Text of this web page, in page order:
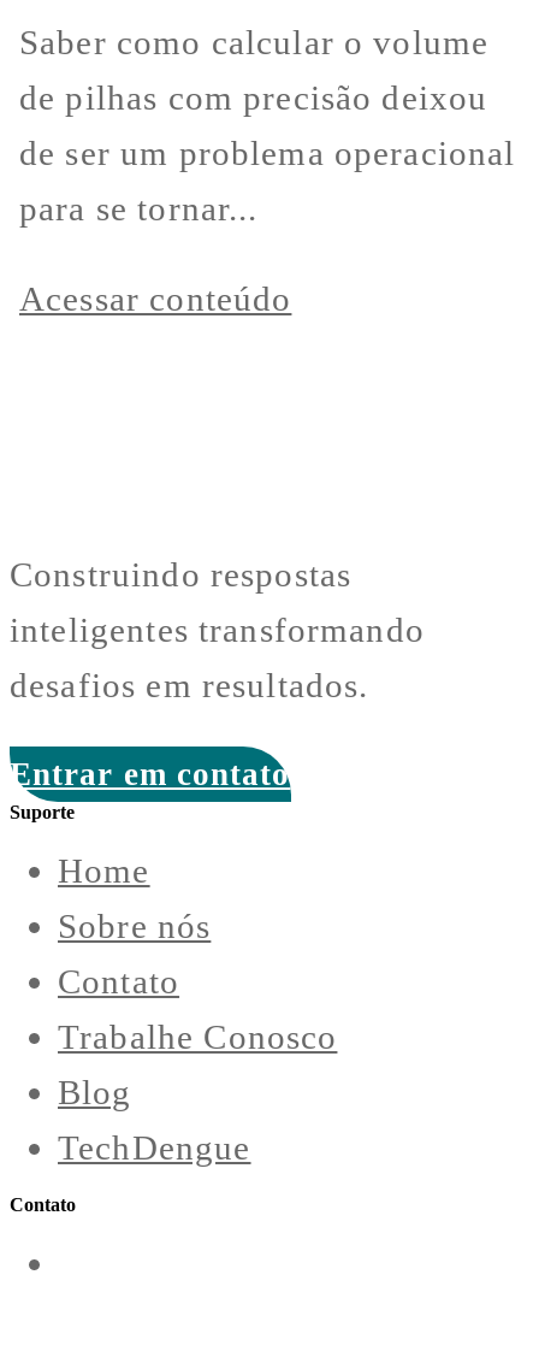
Saber como calcular o volume
de pilhas com precisão deixou
de ser um problema operacional
para se tornar...
Acessar conteúdo
Construindo respostas
inteligentes transformando
desafios em resultados.
Entrar em contato
Suporte
Home
Sobre nós
Contato
Trabalhe Conosco
Blog
TechDengue
Contato